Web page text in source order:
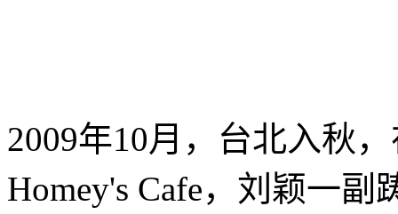
2009年10月，台北入秋
Homey's Cafe，刘颖一